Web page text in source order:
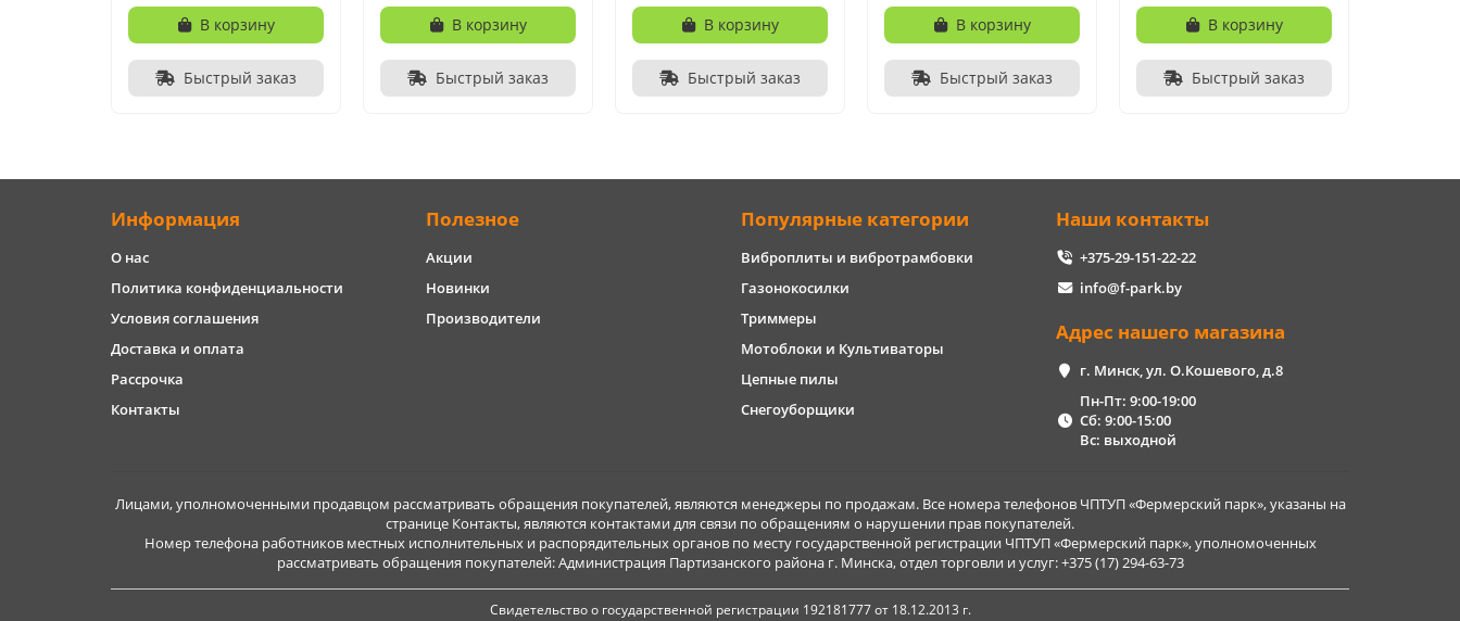
В корзину
Быстрый заказ
В корзину
Быстрый заказ
В корзину
Быстрый заказ
В корзину
Быстрый заказ
В корзину
Быстрый заказ
Информация
О нас
Политика конфиденциальности
Условия соглашения
Доставка и оплата
Рассрочка
Контакты
Полезное
Акции
Новинки
Производители
Популярные категории
Виброплиты и вибротрамбовки
Газонокосилки
Триммеры
Мотоблоки и Культиваторы
Цепные пилы
Снегоуборщики
Наши контакты
+375-29-151-22-22
info@f-park.by
Адрес нашего магазина
г. Минск, ул. О.Кошевого, д.8
Пн-Пт: 9:00-19:00
Сб: 9:00-15:00
Вс: выходной
Лицами, уполномоченными продавцом рассматривать обращения покупателей, являются менеджеры по продажам. Все номера телефонов ЧПТУП «Фермерский парк», указаны на
странице Контакты, являются контактами для связи по обращениям о нарушении прав покупателей.
Номер телефона работников местных исполнительных и распорядительных органов по месту государственной регистрации ЧПТУП «Фермерский парк», уполномоченных
рассматривать обращения покупателей: Администрация Партизанского района г. Минска, отдел торговли и услуг: +375 (17) 294-63-73
Свидетельство о государственной регистрации 192181777 от 18.12.2013 г.